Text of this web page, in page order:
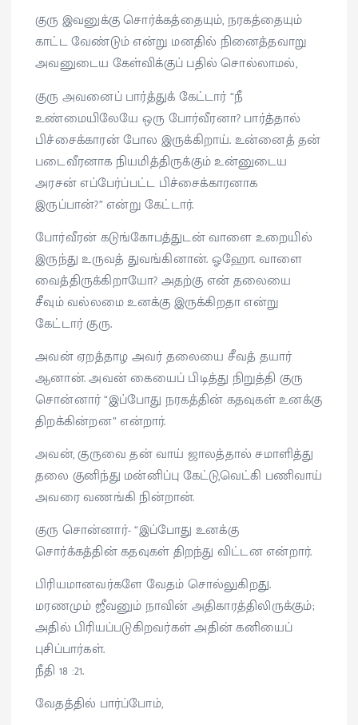
குரு இவனுக்கு சொர்க்கத்தையும், நரகத்தையும்
காட்ட வேண்டும் என்று மனதில் நினைத்தவாறு
அவனுடைய கேள்விக்குப் பதில் சொல்லாமல்,
குரு அவனைப் பார்த்துக் கேட்டார் “நீ
உண்மையிலேயே ஒரு போர்வீரனா? பார்த்தால்
பிச்சைக்காரன் போல இருக்கிறாய். உன்னைத் தன்
படைவீரனாக நியமித்திருக்கும் உன்னுடைய
அரசன் எப்பேர்ப்பட்ட பிச்சைக்காரனாக
இருப்பான்?” என்று கேட்டார்.
போர்வீரன் கடுங்கோபத்துடன் வாளை உறையில்
இருந்து உருவத் துவங்கினான். ஓஹோ. வாளை
வைத்திருக்கிறாயோ? அதற்கு என் தலையை
சீவும் வல்லமை உனக்கு இருக்கிறதா என்று
கேட்டார் குரு.
அவன் ஏறத்தாழ அவர் தலையை சீவத் தயார்
ஆனான். அவன் கையைப் பிடித்து நிறுத்தி குரு
சொன்னார் “இப்போது நரகத்தின் கதவுகள் உனக்கு
திறக்கின்றன” என்றார்.
அவன், குருவை தன் வாய் ஜாலத்தால் சமாளித்து
தலை குனிந்து மன்னிப்பு கேட்டு,வெட்கி பணிவாய்
அவரை வணங்கி நின்றான்.
குரு சொன்னார்- “இப்போது உனக்கு
சொர்க்கத்தின் கதவுகள் திறந்து விட்டன என்றார்.
பிரியமானவர்களே வேதம் சொல்லுகிறது.
மரணமும் ஜீவனும் நாவின் அதிகாரத்திலிருக்கும்;
அதில் பிரியப்படுகிறவர்கள் அதின் கனியைப்
புசிப்பார்கள்.
நீதி 18 :21.
வேதத்தில் பார்ப்போம்,